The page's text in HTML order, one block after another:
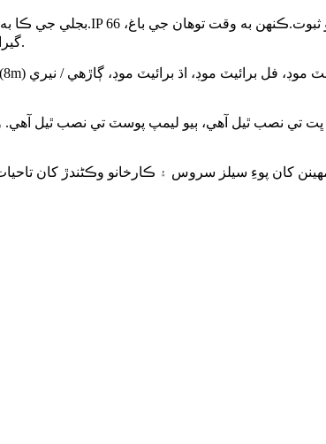
گيراج، روڊ ۽ بارن لاءِ روشني ۽ حفاظت فراهم ڪريو، اسٽريٽ لائيٽ، باغ جي روشني، وغيره طور استعمال ڪري سگهجي ٿو.